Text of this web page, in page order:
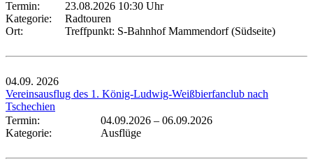
Termin:
23.08.2026 10:30 Uhr
Kategorie:
Radtouren
Ort:
Treffpunkt: S-Bahnhof Mammendorf (Südseite)
04.09. 2026
Vereinsausflug des 1. König-Ludwig-Weißbierfanclub nach
Tschechien
Termin:
04.09.2026 – 06.09.2026
Kategorie:
Ausflüge